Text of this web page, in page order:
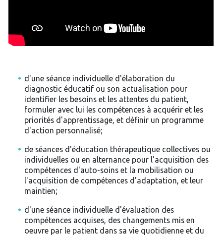
d'une séance individuelle d'élaboration du
diagnostic éducatif ou son actualisation pour
identifier les besoins et les attentes du patient,
formuler avec lui les compétences à acquérir et les
priorités d'apprentissage, et définir un programme
d'action personnalisé;
de séances d'éducation thérapeutique collectives ou
individuelles ou en alternance pour l'acquisition des
compétences d'auto-soins et la mobilisation ou
l'acquisition de compétences d'adaptation, et leur
maintien;
d'une séance individuelle d'évaluation des
compétences acquises, des changements mis en
oeuvre par le patient dans sa vie quotidienne et du